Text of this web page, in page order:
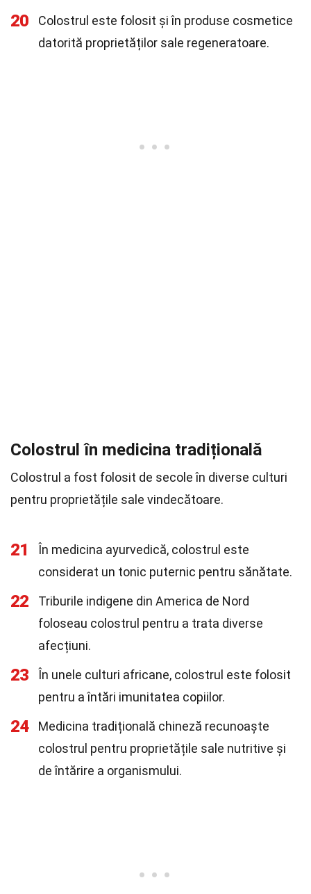
20
Colostrul este folosit și în produse cosmetice
datorită proprietăților sale regeneratoare.
Colostrul în medicina tradițională
Colostrul a fost folosit de secole în diverse culturi
pentru proprietățile sale vindecătoare.
21
În medicina ayurvedică, colostrul este
considerat un tonic puternic pentru sănătate.
22
Triburile indigene din America de Nord
foloseau colostrul pentru a trata diverse
afecțiuni.
23
În unele culturi africane, colostrul este folosit
pentru a întări imunitatea copiilor.
24
Medicina tradițională chineză recunoaște
colostrul pentru proprietățile sale nutritive și
de întărire a organismului.